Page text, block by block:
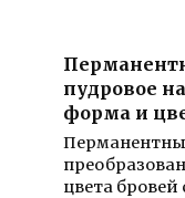
пудровое
форма и
цвета